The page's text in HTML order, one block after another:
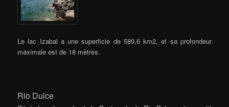
Le lac Izabal a une superficie de 589,6 km2, et sa profondeur
maximale est de 18 mètres.
Rio Dulce